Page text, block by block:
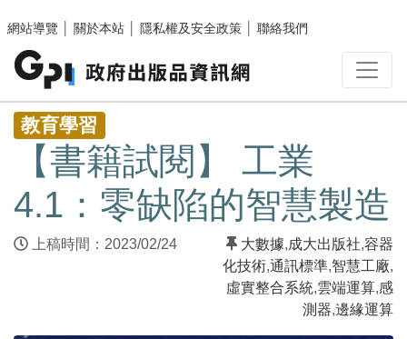
網站導覽
關於本站 隱私權及安全政策 聯絡我們
:::
教育學習
【書籍試閱】 工業
4.1：零缺陷的智慧製造
上稿時間：2023/02/24 大數據,成大出版社,容器
化技術,通訊標準,智慧工廠,
虛實整合系統,雲端運算,感
測器,邊緣運算